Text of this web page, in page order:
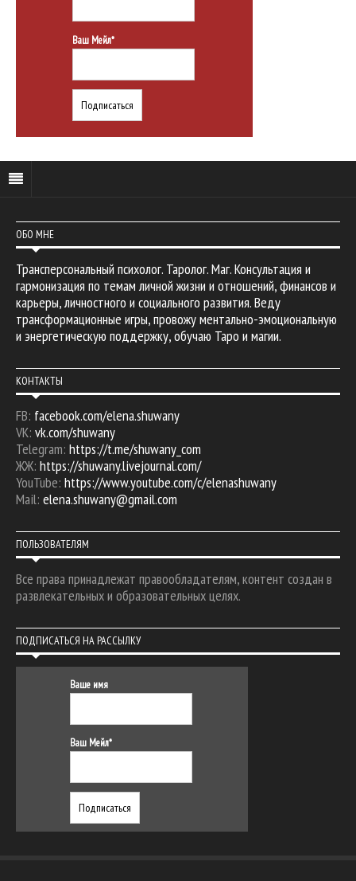
Ваш Мейл*
ОБО МНЕ
Трансперсональный психолог. Таролог. Маг. Консультация и
гармонизация по темам личной жизни и отношений, финансов и
карьеры, личностного и социального развития. Веду
трансформационные игры, провожу ментально-эмоциональную
и энергетическую поддержку, обучаю Таро и магии.
КОНТАКТЫ
FB: facebook.com/elena.shuwany
VK: vk.com/shuwany
Telegram: https://t.me/shuwany_com
ЖЖ: https://shuwany.livejournal.com/
YouTube: https://www.youtube.com/c/elenashuwany
Mail: elena.shuwany@gmail.com
ПОЛЬЗОВАТЕЛЯМ
Все права принадлежат правообладателям, контент создан в
развлекательных и образовательных целях.
ПОДПИСАТЬСЯ НА РАССЫЛКУ
Ваше имя
Ваш Мейл*